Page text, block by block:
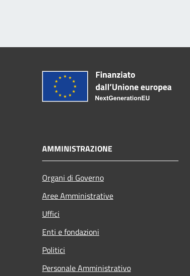
AMMINISTRAZIONE
Organi di Governo
Aree Amministrative
Uffici
Enti e fondazioni
Politici
Personale Amministrativo